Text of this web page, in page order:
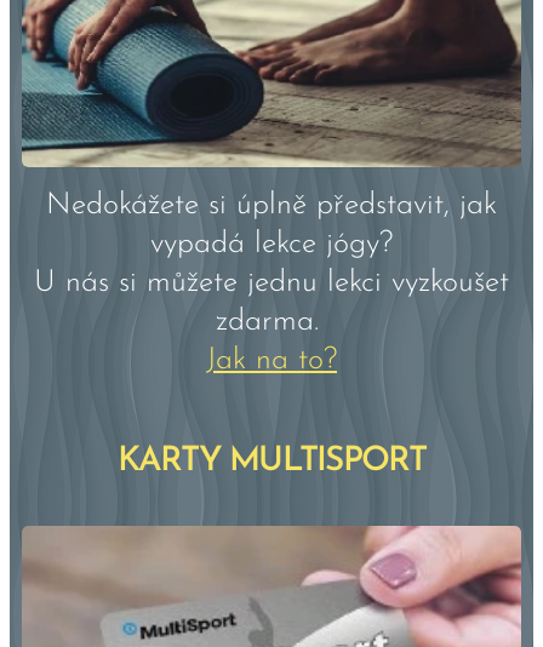
Nedokážete si úplně představit, jak
vypadá lekce jógy?
U nás si můžete jednu lekci vyzkoušet
zdarma.
Jak na to?
KARTY MULTISPORT